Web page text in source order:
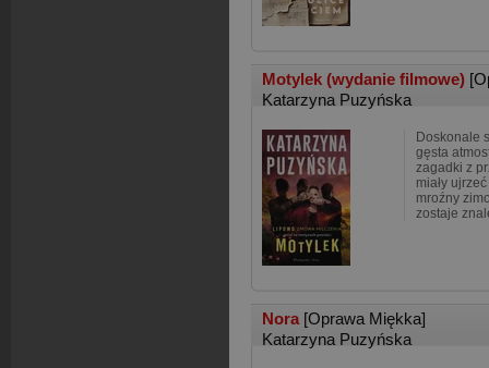
Motylek (wydanie filmowe)
Katarzyna Puzyńska
Doskonale
gęsta
zagadki z
miały
mroźny
zostaje
Nora [Oprawa Miękka]
Katarzyna Puzyńska